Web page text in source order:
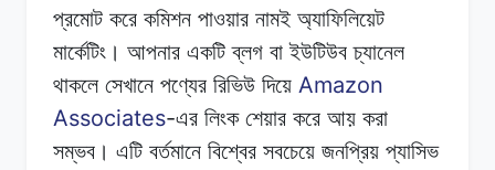
প্রমোট করে কমিশন পাওয়ার নামই অ্যাফিলিয়েট
মার্কেটিং। আপনার একটি ব্লগ বা ইউটিউব চ্যানেল
থাকলে সেখানে পণ্যের রিভিউ দিয়ে Amazon
Associates-এর লিংক শেয়ার করে আয় করা
সম্ভব। এটি বর্তমানে বিশ্বের সবচেয়ে জনপ্রিয় প্যাসিভ